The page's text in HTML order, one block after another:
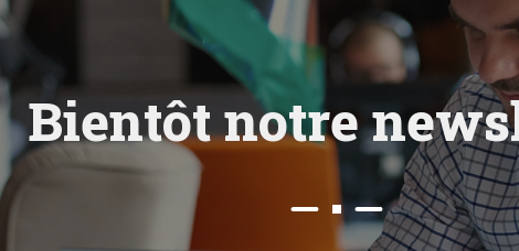
Bientôtnotre news